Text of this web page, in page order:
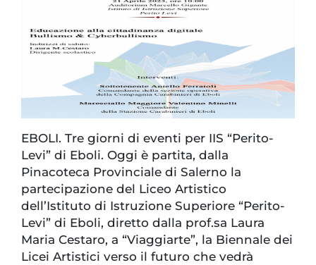
EBOLI. Tre giorni di eventi per IIS “Perito-
Levi” di Eboli. Oggi è partita, dalla
Pinacoteca Provinciale di Salerno la
partecipazione del Liceo Artistico
dell’Istituto di Istruzione Superiore “Perito-
Levi” di Eboli, diretto dalla prof.sa Laura
Maria Cestaro, a “Viaggiarte”, la Biennale dei
Licei Artistici verso il futuro che vedrà